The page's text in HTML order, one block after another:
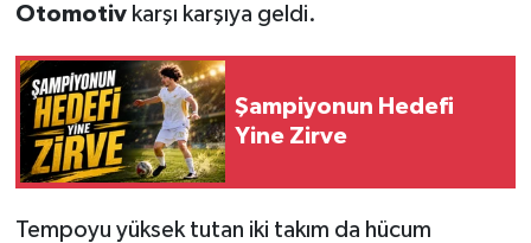
Otomotivkarşı karşıya geldi.
Şampiyonun Hedefi
Yine Zirve
Tempoyu yüksek tutan iki takım da hücum